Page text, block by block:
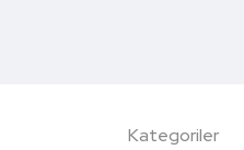
Kategoriler